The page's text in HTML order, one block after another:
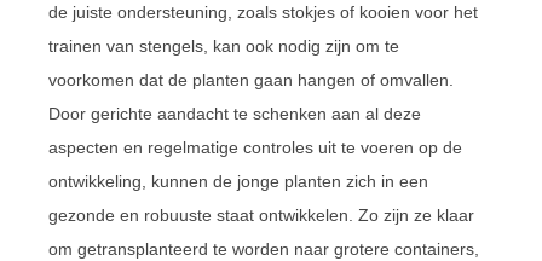
de juiste ondersteuning, zoals stokjes of kooien voor het
trainen van stengels, kan ook nodig zijn om te
voorkomen dat de planten gaan hangen of omvallen.
Door gerichte aandacht te schenken aan al deze
aspecten en regelmatige controles uit te voeren op de
ontwikkeling, kunnen de jonge planten zich in een
gezonde en robuuste staat ontwikkelen. Zo zijn ze klaar
om getransplanteerd te worden naar grotere containers,